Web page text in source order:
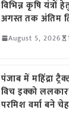
विभिन्न कृषि
अगस्त तक अंतिम
August 5, 2026
पंजाब में महिंद्रा
विच इक्को
परमिश वर्मा बने